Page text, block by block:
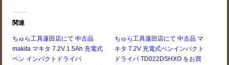
関連
ちゅら工具蓮田店にて 中古品
makita マキタ 7.2V 1.5Ah 充電式
ペン インパクトドライバ
ちゅら工具蓮田店にて 中古品 マ
キタ 7.2V 充電式ペンインパクト
ドライバ TD022DSHXO をお買